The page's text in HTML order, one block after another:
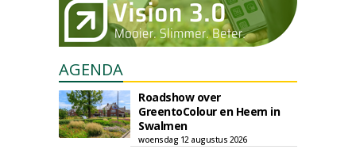
AGENDA
Roadshow over
GreentoColour en Heem in
Swalmen
woensdag 12 augustus 2026